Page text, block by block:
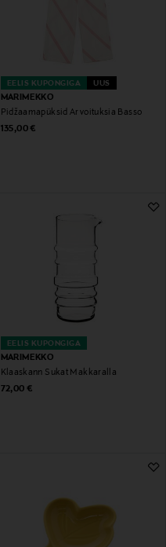
EELIS KUPONGIGA UUS
MARIMEKKO
Pidžaamapüksid Arvoituksia Basso
Original Price
135,00 €
EELIS KUPONGIGA
MARIMEKKO
Klaaskann Sukat Makkaralla
Original Price
72,00 €